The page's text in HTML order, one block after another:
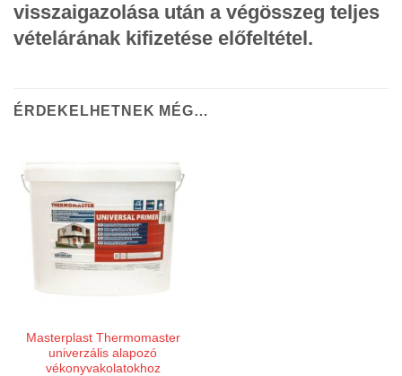
visszaigazolása után a végösszeg teljes
vételárának kifizetése előfeltétel.
ÉRDEKELHETNEK MÉG…
Masterplast Thermomaster
univerzális alapozó
vékonyvakolatokhoz